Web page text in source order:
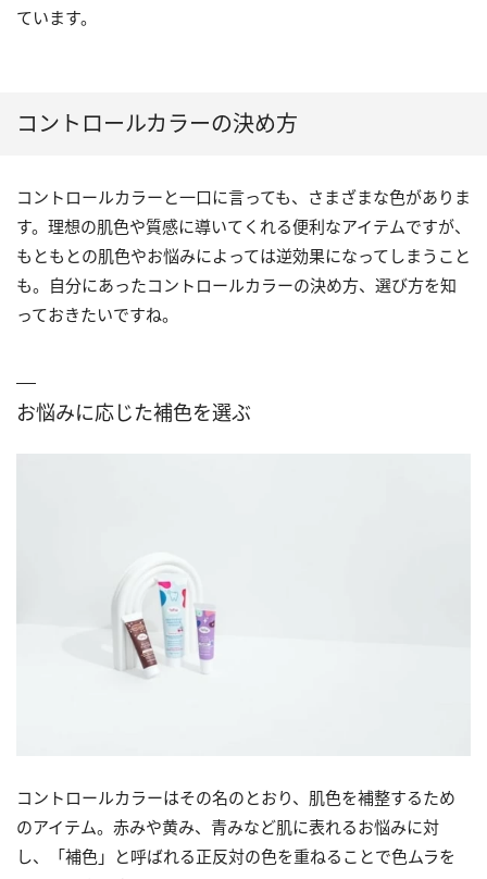
ています。
コントロールカラーの決め方
コントロールカラーと一口に言っても、さまざまな色がありま
す。理想の肌色や質感に導いてくれる便利なアイテムですが、
もともとの肌色やお悩みによっては逆効果になってしまうこと
も。自分にあったコントロールカラーの決め方、選び方を知
っておきたいですね。
お悩みに応じた補色を選ぶ
コントロールカラーはその名のとおり、肌色を補整するため
のアイテム。赤みや黄み、青みなど肌に表れるお悩みに対
し、「補色」と呼ばれる正反対の色を重ねることで色ムラを